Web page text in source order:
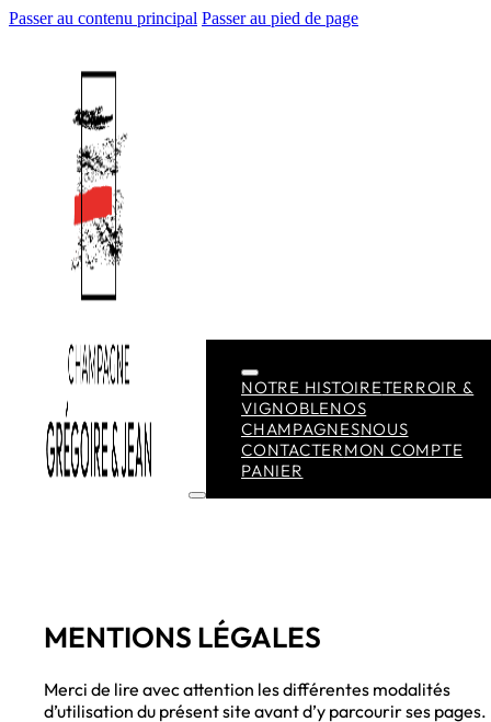
Passer au contenu principal Passer au pied de page
NOTRE HISTOIRETERROIR &
VIGNOBLENOS
CHAMPAGNESNOUS
CONTACTERMON COMPTE
PANIER
MENTIONS LÉGALES
Merci de lire avec attention les différentes modalités
d’utilisation du présent site avant d’y parcourir ses pages.